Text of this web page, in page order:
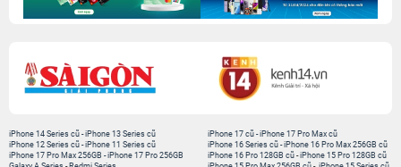
iPhone 14 Series cũ -iPhone 13 Series cũ
iPhone 12 Series cũ -iPhone 11 Series cũ
iPhone 17 Pro Max 256GB -iPhone 17 Pro 256GB
iPhone 17 cũ-iPhone 17 Pro Max cũ
iPhone 16 Series cũ- iPhone 16 Pro Max 256GB cũ
iPhone 16 Pro 128GB cũ-iPhone 15 Pro 128GB cũ